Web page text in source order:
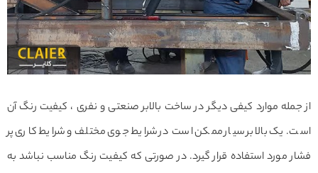
از جمله موارد کیفی دیگر در ساخت بالابر صنعتی و نفری ، کیفیت رنگ آن
است. یک بالابر سیار ممکن است در شرایط جوی مختلف و شرایط کاری پر
فشار مورد استفاده قرار گیرد. در صورتی که کیفیت رنگ مناسب نباشد به